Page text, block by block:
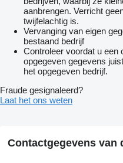
aanbrengen. Verricht
twijfelachtig is.
Vervanging van eigen
bestaand bedrijf
Controleer voordat u een
opgegeven gegevens
het opgegeven bedrijf.
Fraude gesignaleerd?
Laat het ons weten
Contactgegevens van